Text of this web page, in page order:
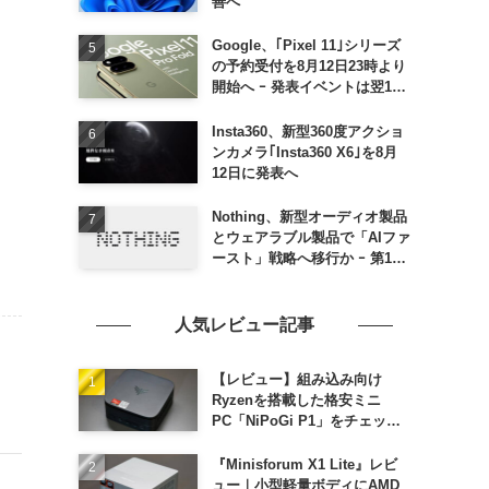
Google、｢Pixel 11｣シリーズ
の予約受付を8月12日23時より
開始へ ｰ 発表イベントは翌13
Insta360、新型360度アクショ
ンカメラ｢Insta360 X6｣を8月
12日に発表へ
Nothing、新型オーディオ製品
とウェアラブル製品で「AIファ
ースト」戦略へ移行か ｰ 第1弾
人気レビュー記事
【レビュー】組み込み向け
Ryzenを搭載した格安ミニ
PC「NiPoGi P1」をチェック
高性能
『Minisforum X1 Lite』レビ
ュー｜小型軽量ボディにAMD